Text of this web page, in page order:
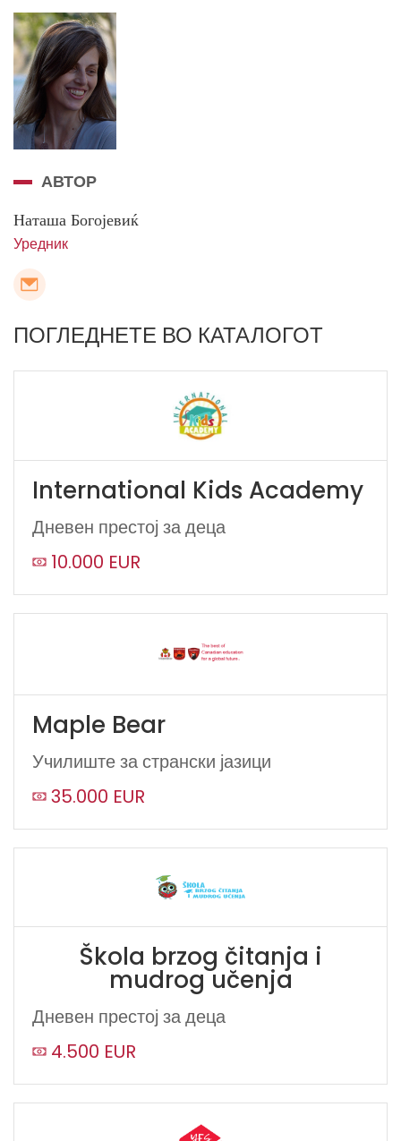
АВТОР
Наташа Богојевиќ
Уредник
ПОГЛЕДНЕТЕ ВО КАТАЛОГОТ
International Kids Academy
Дневен престој за деца
10.000 EUR
Maple Bear
Училиште за странски јазици
35.000 EUR
Škola brzog čitanja i
mudrog učenja
Дневен престој за деца
4.500 EUR